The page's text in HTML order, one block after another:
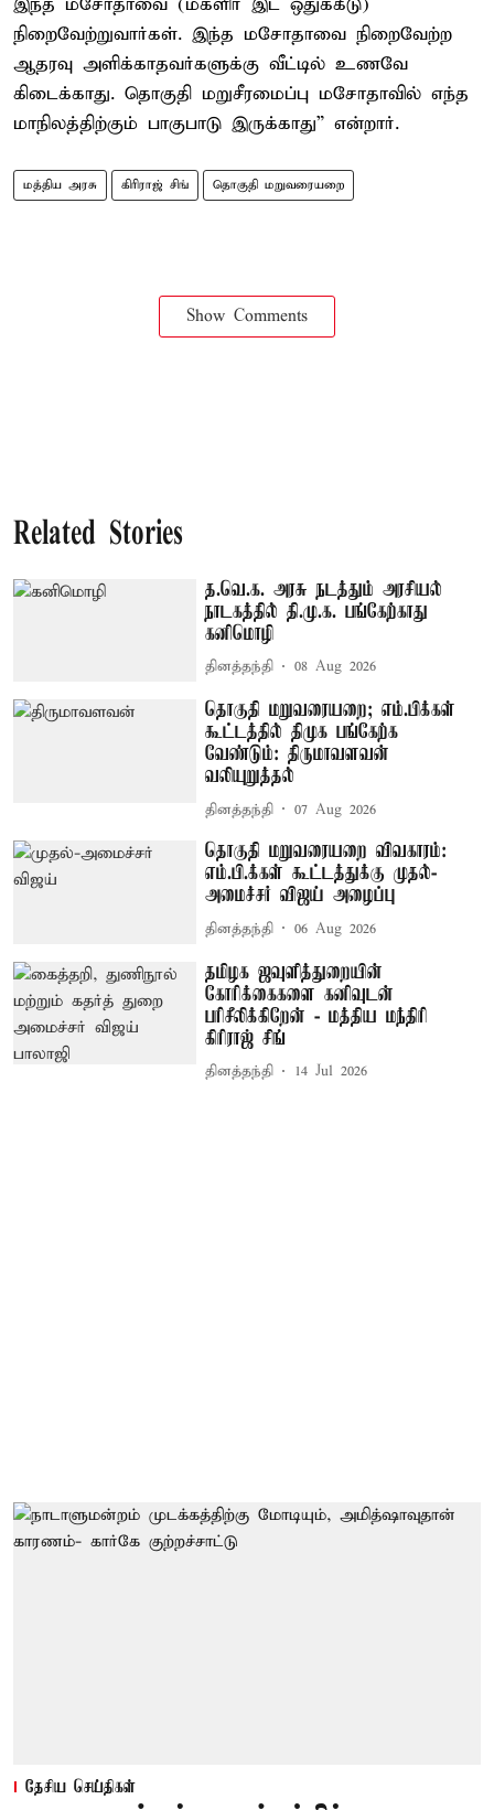
நிறைவேற்றுவார்கள். இந்த மசோதாவை நிறைவேற்ற
ஆதரவு அளிக்காதவர்களுக்கு வீட்டில் உணவே
கிடைக்காது. தொகுதி மறுசீரமைப்பு மசோதாவில் எந்த
மாநிலத்திற்கும் பாகுபாடு இருக்காது” என்றார்.
மத்திய அரசு கிரிராஜ் சிங் தொகுதி மறுவரையறை
Show Comments
Related Stories
த.வெ.க. அரசு நடத்தும் அரசியல்
நாடகத்தில் தி.மு.க. பங்கேற்காது –
கனிமொழி
தினத்தந்தி 08 Aug 2026
தொகுதி மறுவரையறை; எம்.பிக்கள்
கூட்டத்தில் திமுக பங்கேற்க
வேண்டும்: திருமாவளவன்
வலியுறுத்தல்
தினத்தந்தி 07 Aug 2026
தொகுதி மறுவரையறை விவகாரம்:
எம்.பி.க்கள் கூட்டத்துக்கு முதல்-
அமைச்சர் விஜய் அழைப்பு
தினத்தந்தி 06 Aug 2026
தமிழக ஜவுளித்துறையின்
கோரிக்கைகளை கனிவுடன்
பரிசீலிக்கிறேன் - மத்திய மந்திரி
கிரிராஜ் சிங்
தினத்தந்தி 14 Jul 2026
தேசிய செய்திகள்